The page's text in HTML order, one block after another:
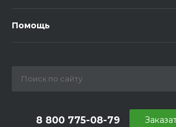
Помощь
8 800 775-08-79